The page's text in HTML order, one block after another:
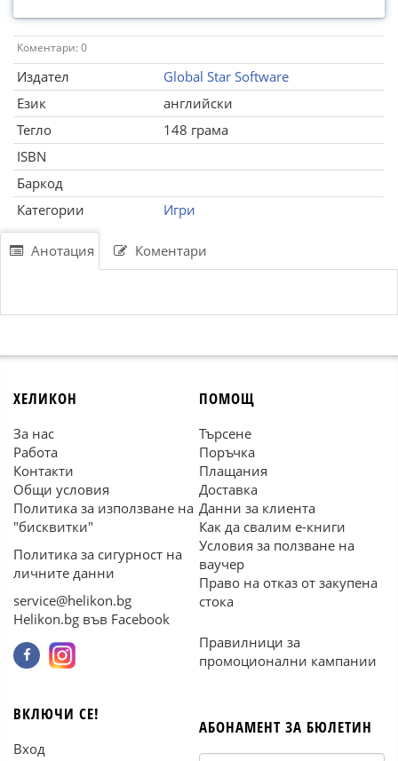
Коментари: 0
Издател
Global Star Software
Език
английски
Тегло
148 грама
ISBN
Баркод
Категории
Игри
Анотация Коментари
ХЕЛИКОН
За нас
Работа
Контакти
Общи условия
Политика за използване на
"бисквитки"
Политика за сигурност на
личните данни
service@helikon.bg
Helikon.bg във Facebook
ПОМОЩ
Търсене
Поръчка
Плащания
Доставка
Данни за клиента
Как да свалим е-книги
Условия за ползване на
ваучер
Право на отказ от закупена
стока
Правилници за
промоционални кампании
ВКЛЮЧИ СЕ!
Вход
АБОНАМЕНТ ЗА БЮЛЕТИН